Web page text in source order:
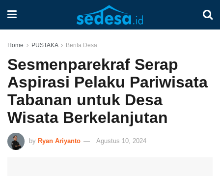
Home PUSTAKA Berita Desa
Sesmenparekraf Serap
Aspirasi Pelaku Pariwisata
Tabanan untuk Desa
Wisata Berkelanjutan
by Ryan Ariyanto Agustus 10, 2024